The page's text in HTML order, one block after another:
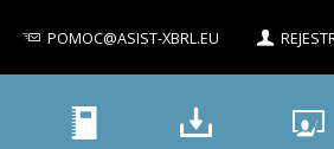
POMOC@ASIST-XBRL.EU